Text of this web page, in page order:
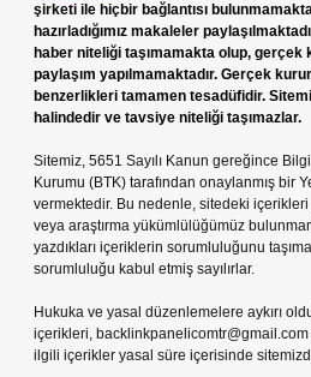
şirketi ile hiçbir bağlantısı
hazırladığımız makaleler
haber niteliği taşımamakta olup, gerçek
paylaşım yapılmamaktadır. Gerçek
benzerlikleri tamamen tesadüfidir.
halindedir ve tavsiye niteliği taşımazlar.
Sitemiz, 5651 Sayılı Kanun gereğince
Kurumu (BTK) tarafından onaylanmış bir
vermektedir. Bu nedenle, sitedeki
veya araştırma yükümlülüğümüz
yazdıkları içeriklerin sorumluluğunu
sorumluluğu kabul etmiş sayılırlar.
Hukuka ve yasal düzenlemelere aykırı
içerikleri, backlinkpanelicomtr@gmail.com
ilgili içerikler yasal süre içerisinde